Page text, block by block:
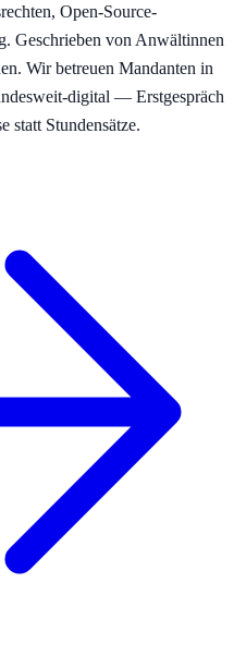
Open-Source-
Geschrieben von Anwältinnen
Wir betreuen Mandanten in
digital — Erstgespräch
statt Stundensätze.